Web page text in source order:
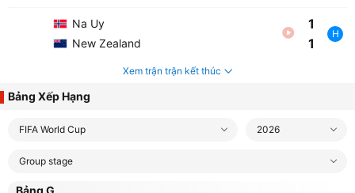
Na Uy
New Zealand
1
1
H
Xem trận trận kết thúc
Bảng Xếp Hạng
FIFA World Cup 2026
Group stage
Bảng G